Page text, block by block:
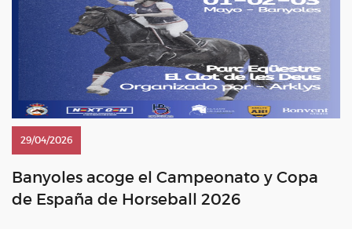
29/04/2026
Banyoles acoge el Campeonato y Copa
de España de Horseball 2026